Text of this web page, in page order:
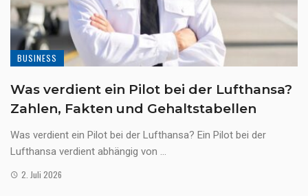
BUSINESS
Was verdient ein Pilot bei der Lufthansa?
Zahlen, Fakten und Gehaltstabellen
Was verdient ein Pilot bei der Lufthansa? Ein Pilot bei der
Lufthansa verdient abhängig von ...
2. Juli 2026